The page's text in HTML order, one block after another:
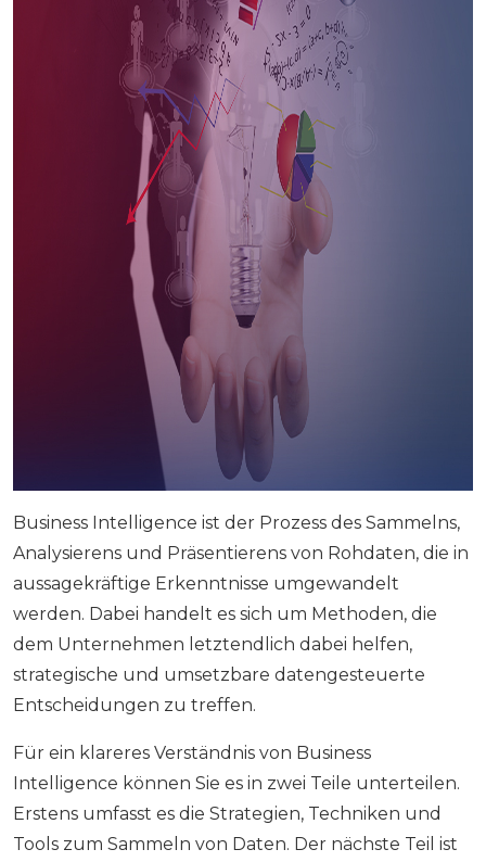
Business Intelligence ist der Prozess des Sammelns,
Analysierens und Präsentierens von Rohdaten, die in
aussagekräftige Erkenntnisse umgewandelt
werden. Dabei handelt es sich um Methoden, die
dem Unternehmen letztendlich dabei helfen,
strategische und umsetzbare datengesteuerte
Entscheidungen zu treffen.
Für ein klareres Verständnis von Business
Intelligence können Sie es in zwei Teile unterteilen.
Erstens umfasst es die Strategien, Techniken und
Tools zum Sammeln von Daten. Der nächste Teil ist